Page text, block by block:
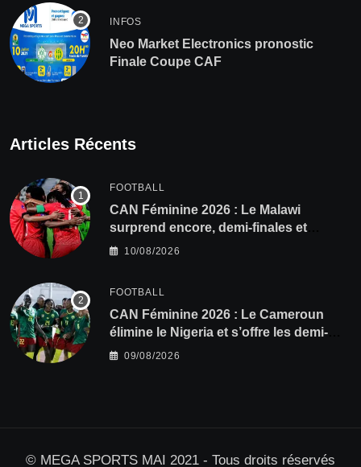
INFOS
Neo Market Electronics pronostic
Finale Coupe CAF
Articles Récents
FOOTBALL
CAN Féminine 2026 : Le Malawi
surprend encore, demi-finales et
Mondial pour les Scorchers !
10/08/2026
FOOTBALL
CAN Féminine 2026 : Le Cameroun
élimine le Nigeria et s’offre les demi-
finales et le Mondial
09/08/2026
© MEGA SPORTS MAI 2021 - Tous droits réservés